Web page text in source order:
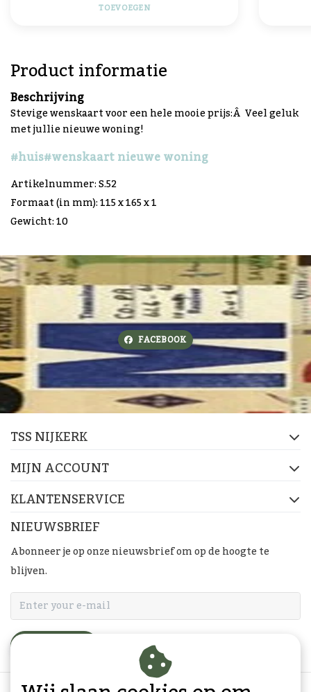
TOEVOEGEN
Product informatie
Beschrijving
Stevige wenskaart voor een hele mooie prijs:Â Veel geluk
met jullie nieuwe woning!
#huis#wenskaart nieuwe woning
Artikelnummer: S.52
Formaat (in mm): 115 x 165 x 1
Gewicht: 10
FACEBOOK
TSS NIJKERK
MIJN ACCOUNT
KLANTENSERVICE
NIEUWSBRIEF
Abonneer je op onze nieuwsbrief om op de hoogte te
blijven.